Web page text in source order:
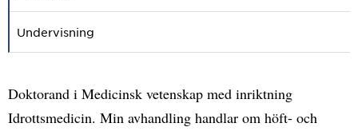
Undervisning
Doktorand i Medicinsk vetenskap med inriktning
Idrottsmedicin. Min avhandling handlar om höft- och